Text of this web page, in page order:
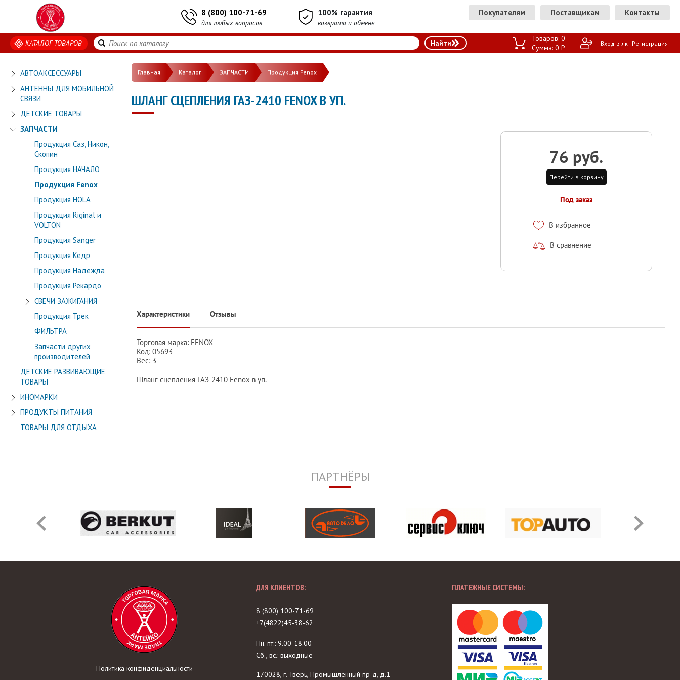
8 (800) 100-71-69
для любых вопросов
100% гарантия
возврата и обмене
Покупателям Поставщикам Контакты
КАТАЛОГ ТОВАРОВ Товаров: 0
Сумма: 0 P Вход в лк Регистрация
АВТОАКСЕССУАРЫ
АНТЕННЫ ДЛЯ МОБИЛЬНОЙ
СВЯЗИ
ДЕТСКИЕ ТОВАРЫ
ЗАПЧАСТИ
Продукция Саз, Никон,
Скопин
Продукция НАЧАЛО
Продукция Fenox
Продукция HOLA
Продукция Riginal и
VOLTON
Продукция Sanger
Продукция Кедр
Продукция Надежда
Продукция Рекардо
СВЕЧИ ЗАЖИГАНИЯ
Продукция Трек
ФИЛЬТРА
Запчасти других
производителей
ДЕТСКИЕ РАЗВИВАЮЩИЕ
ТОВАРЫ
ИНОМАРКИ
ПРОДУКТЫ ПИТАНИЯ
ТОВАРЫ ДЛЯ ОТДЫХА
Главная Каталог ЗАПЧАСТИ Продукция Fenox
ШЛАНГ СЦЕПЛЕНИЯ ГАЗ-2410 FENOX В УП.
76 руб.
Перейти в корзину
Под заказ
В избранное
В сравнение
Характеристики Отзывы
Торговая марка: FENOX
Код: 05693
Вес: 3
Шланг сцепления ГАЗ-2410 Fenox в уп.
ПАРТНЁРЫ
Политика конфиденциальности
ДЛЯ КЛИЕНТОВ:
8 (800) 100-71-69
+7(4822)45-38-62
Пн.-пт.: 9.00-18.00
Сб., вс.: выходные
170028, г. Тверь, Промышленный пр-д, д.1
ПЛАТЕЖНЫЕ СИСТЕМЫ: